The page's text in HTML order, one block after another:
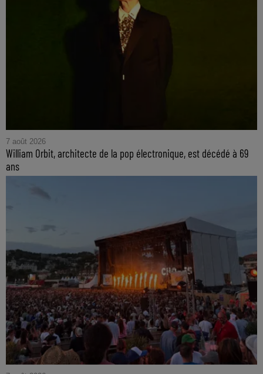
7 août 2026
William Orbit, architecte de la pop électronique, est décédé à 69
ans